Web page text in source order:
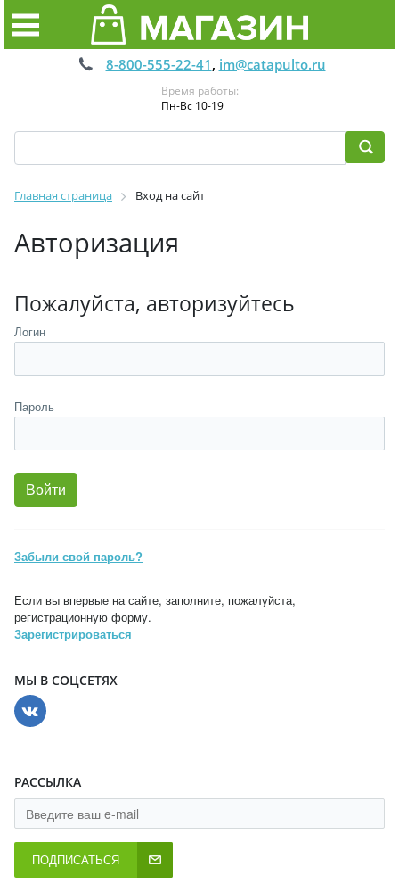
8-800-555-22-41 , im@catapulto.ru
Время работы:
Пн-Вс 10-19
Главная страница Вход на сайт
Авторизация
Пожалуйста, авторизуйтесь
Логин
Пароль
Забыли свой пароль?
Если вы впервые на сайте, заполните, пожалуйста,
регистрационную форму.
Зарегистрироваться
МЫ В СОЦСЕТЯХ
РАССЫЛКА
ПОДПИСАТЬСЯ